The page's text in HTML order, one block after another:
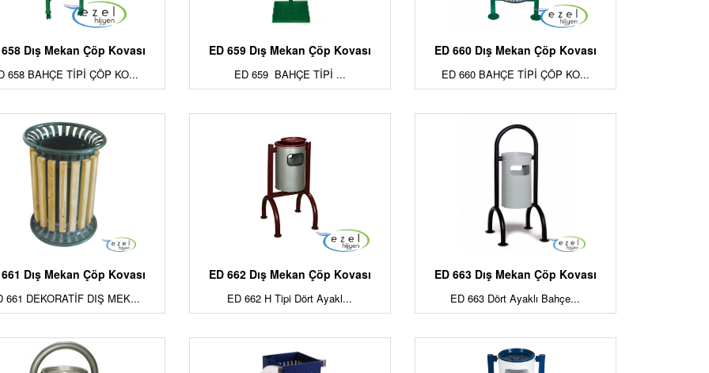
Dış Mekan Çöp Kovası
658 BAHÇE TİPİ ÇÖP KO...
ED 659 Dış Mekan Çöp Kovası
ED 659 BAHÇE TİPİ ...
ED 660 Dış Mekan Çöp Kovası
ED 660 BAHÇE TİPİ ÇÖP KO...
Dış Mekan Çöp Kovası
661 DEKORATİF DIŞ MEK...
ED 662 Dış Mekan Çöp Kovası
ED 662 H Tipi Dört Ayakl...
ED 663 Dış Mekan Çöp Kovası
ED 663 Dört Ayaklı Bahçe...